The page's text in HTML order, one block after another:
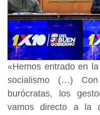
«Hemos entrado en
socialismo (…)
burócratas, los
vamos directo a la